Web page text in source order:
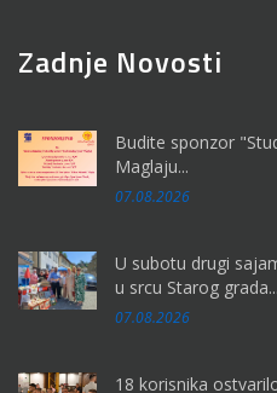
Zadnje Novosti
Budite sponzor
Maglaju...
07.08.2026
U subotu drugi
u srcu Starog grada...
07.08.2026
18 korisnika